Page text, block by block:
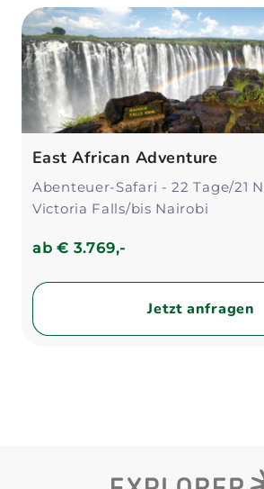
East African Adventure
Abenteuer-Safari - 22 Tage/21
Victoria Falls/bis Nairobi
ab€ 3.769,-
Jetzt anfragen